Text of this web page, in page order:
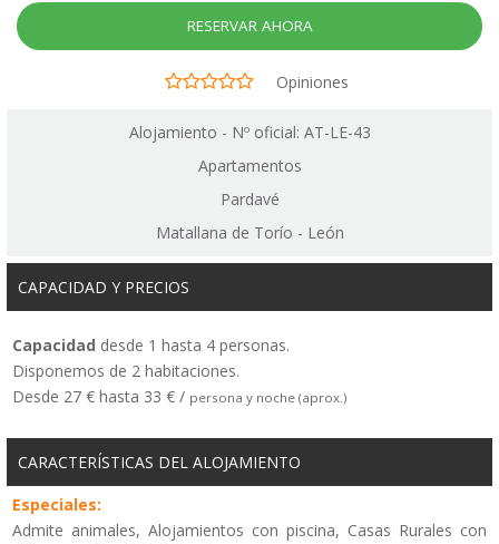
RESERVAR AHORA
Opiniones
Alojamiento - Nº oficial: AT-LE-43
Apartamentos
Pardavé
Matallana de Torío - León
CAPACIDAD Y PRECIOS
Capacidad desde 1 hasta 4 personas.
Disponemos de 2 habitaciones.
Desde 27 € hasta 33 € / persona y noche (aprox.)
CARACTERÍSTICAS DEL ALOJAMIENTO
Especiales:
Admite animales, Alojamientos con piscina, Casas Rurales con